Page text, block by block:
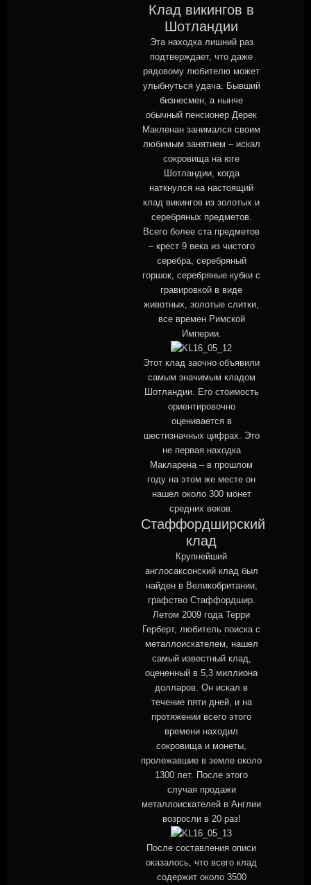
Клад викингов в
Шотландии
Эта находка лишний раз
подтверждает, что даже
рядовому любителю может
улыбнуться удача. Бывший
бизнесмен, а нынче
обычный пенсионер Дерек
Макленан занимался своим
любимым занятием – искал
сокровища на юге
Шотландии, когда
наткнулся на настоящий
клад викингов из золотых и
серебряных предметов.
Всего более ста предметов
– крест 9 века из чистого
серебра, серебряный
горшок, серебряные кубки с
гравировкой в виде
животных, золотые слитки,
все времен Римской
Империи.
Этот клад заочно объявили
самым значимым кладом
Шотландии. Его стоимость
ориентировочно
оценивается в
шестизначных цифрах. Это
не первая находка
Макларена – в прошлом
году на этом же месте он
нашел около 300 монет
средних веков.
Стаффордширский
клад
Крупнейший
англосаксонский клад был
найден в Великобритании,
графство Стаффордшир.
Летом 2009 года Терри
Герберт, любитель поиска с
металлоискателем, нашел
самый известный клад,
оцененный в 5,3 миллиона
долларов. Он искал в
течение пяти дней, и на
протяжении всего этого
времени находил
сокровища и монеты,
пролежавшие в земле около
1300 лет. После этого
случая продажи
металлоискателей в Англии
возросли в 20 раз!
После составления описи
оказалось, что всего клад
содержит около 3500